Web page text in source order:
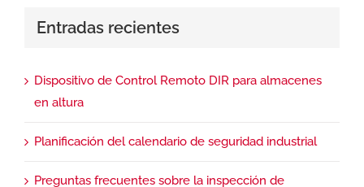
Entradas recientes
Dispositivo de Control Remoto DIR para almacenes
en altura
Planificación del calendario de seguridad industrial
Preguntas frecuentes sobre la inspección de